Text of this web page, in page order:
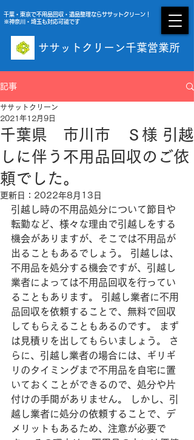
千葉・東京で不用品回収・遺品整理ならササットクリーン！
※神奈川・埼玉も対応可能です
ササットクリーン千葉営業所
記事
千葉県 市川市 Ｓ様 引越
しに伴う不用品回収のご依
頼でした。
ササットクリーン
2021年12月9日
更新日： 2022年8月13日
引越し時の不用品処分について節目や
転勤など、様々な理由で引越しをする
機会がありますが、そこでは不用品が
出ることもあるでしょう。 引越しは、
不用品を処分する機会ですが、引越し
業者によっては不用品回収を行ってい
ることもあります。 引越し業者に不用
品回収を依頼することで、無料で回収
してもらえることもあるのです。 まず
は見積りを出してもらいましょう。 さ
らに、引越し業者の場合には、ギリギ
リのタイミングまで不用品を自宅に置
いておくことができるので、処分や片
付けの手間がありません。 しかし、引
越し業者に処分の依頼することで、デ
メリットもあるため、注意が必要で